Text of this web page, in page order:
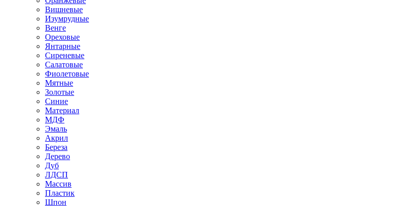
Вишневые
Изумрудные
Венге
Ореховые
Янтарные
Сиреневые
Салатовые
Фиолетовые
Мятные
Золотые
Синие
Материал
МДФ
Эмаль
Акрил
Береза
Дерево
Дуб
ЛДСП
Массив
Пластик
Шпон